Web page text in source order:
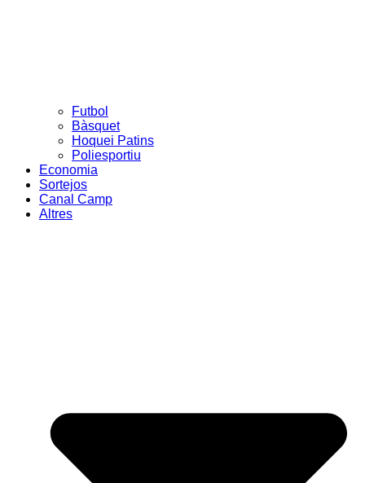
Futbol
Bàsquet
Hoquei Patins
Poliesportiu
Economia
Sortejos
Canal Camp
Altres